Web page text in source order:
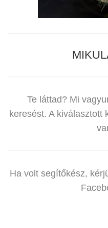
Te láttad? Mi
keresést. A kiválasztott
Ha volt segítőkész,